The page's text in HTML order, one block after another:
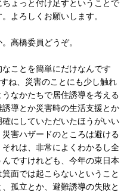
ょっと付け足すということで
よろしくお願いします。
高橋委員どうぞ。
ことを簡単にだけなんです
ね、災害のことにも少し触れ
なかたちで居住誘導を考える
導とか災害時の生活支援とか
にしていただいたほうがいい
害ハザードのところは避ける
れは、非常によくわかるし全
ですけれども、今年の東日本
面では起こらないということ
孤立とか、避難誘導の失敗と